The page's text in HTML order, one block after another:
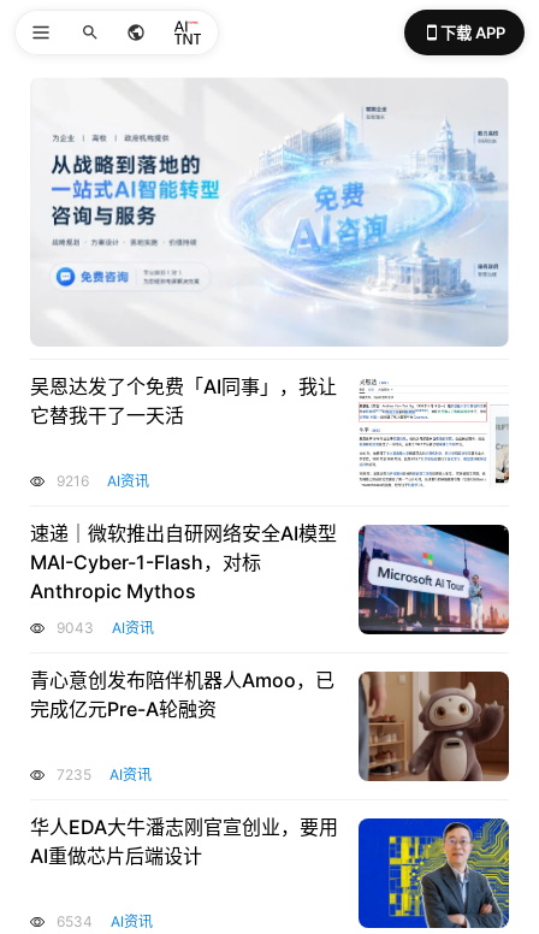
下载 APP
吴恩达发了个免费「AI同事」，我让
它替我干了一天活
9216 AI资讯
速递｜微软推出自研网络安全AI模型
MAI-Cyber-1-Flash，对标
Anthropic Mythos
9043 AI资讯
青心意创发布陪伴机器人Amoo，已
完成亿元Pre-A轮融资
7235 AI资讯
华人EDA大牛潘志刚官宣创业，要用
AI重做芯片后端设计
6534 AI资讯